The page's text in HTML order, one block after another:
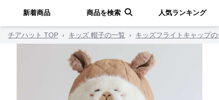
新着商品 商品を検索 人気ランキング
チアハット TOP › キッズ 帽子の一覧 › キッズフライトキャップ